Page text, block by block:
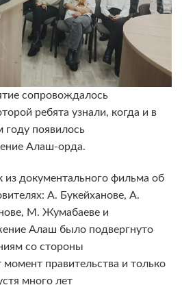
сопровождалось
ребята узнали, когда и в
году появилось
Алаш-орда.
из документального фильма об
А. Букейханове, А.
М. Жумабаеве и
Алаш было подвергнуто
со стороны
правительства и только
много лет